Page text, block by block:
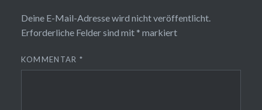
Deine E-Mail-Adresse wird nicht veröffentlicht.
Erforderliche Felder sind mit * markiert
KOMMENTAR *